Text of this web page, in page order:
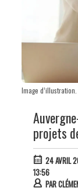
Image
projets
24 AVRIL
13:56
PAR